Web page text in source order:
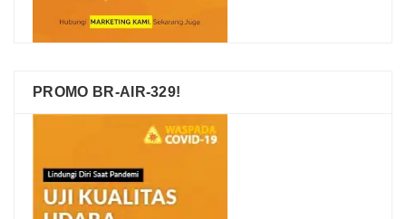
PROMO BR-AIR-329!